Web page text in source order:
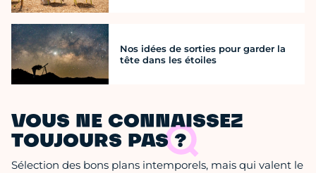
Nos idées de sorties pour garder la
tête dans les étoiles
VOUS NE CONNAISSEZ
TOUJOURS PAS ?
Sélection des bons plans intemporels, mais qui valent le